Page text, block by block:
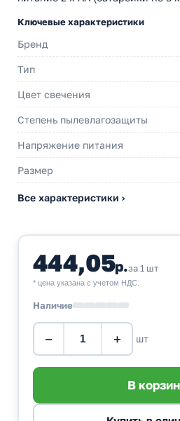
Ключевые характеристики
Бренд
Тип
Цвет свечения
Степень пылевлагозащиты
Напряжение питания
Размер
Все характеристики ›
444,05р.за 1 шт
* цена указана с учетом НДС.
Наличие
− + шт